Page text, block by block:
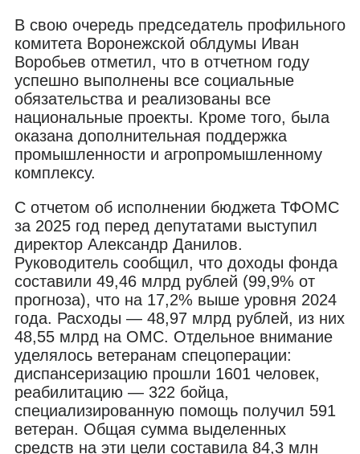
В свою очередь председатель профильного
комитета Воронежской облдумы Иван
Воробьев отметил, что в отчетном году
успешно выполнены все социальные
обязательства и реализованы все
национальные проекты. Кроме того, была
оказана дополнительная поддержка
промышленности и агропромышленному
комплексу.
С отчетом об исполнении бюджета ТФОМС
за 2025 год перед депутатами выступил
директор Александр Данилов.
Руководитель сообщил, что доходы фонда
составили 49,46 млрд рублей (99,9% от
прогноза), что на 17,2% выше уровня 2024
года. Расходы — 48,97 млрд рублей, из них
48,55 млрд на ОМС. Отдельное внимание
уделялось ветеранам спецоперации:
диспансеризацию прошли 1601 человек,
реабилитацию — 322 бойца,
специализированную помощь получил 591
ветеран. Общая сумма выделенных
средств на эти цели составила 84,3 млн